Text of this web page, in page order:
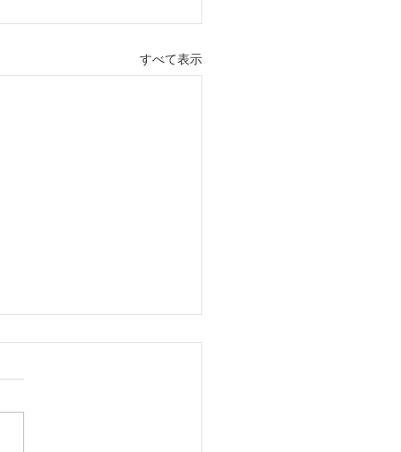
すべて表示